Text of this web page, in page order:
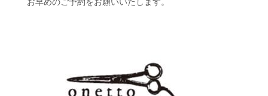
お早めのご予約をお願いいたします。